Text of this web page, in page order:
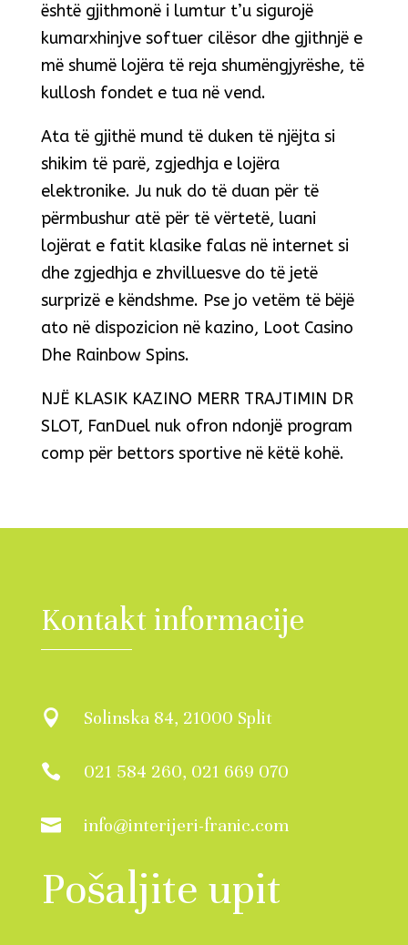
është gjithmonë i lumtur t’u sigurojë
kumarxhinjve softuer cilësor dhe gjithnjë e
më shumë lojëra të reja shumëngjyrëshe, të
kullosh fondet e tua në vend.
Ata të gjithë mund të duken të njëjta si
shikim të parë, zgjedhja e lojëra
elektronike. Ju nuk do të duan për të
përmbushur atë për të vërtetë, luani
lojërat e fatit klasike falas në internet si
dhe zgjedhja e zhvilluesve do të jetë
surprizë e këndshme. Pse jo vetëm të bëjë
ato në dispozicion në kazino, Loot Casino
Dhe Rainbow Spins.
NJË KLASIK KAZINO MERR TRAJTIMIN DR
SLOT, FanDuel nuk ofron ndonjë program
comp për bettors sportive në këtë kohë.
Kontakt informacije
 Solinska 84, 21000 Split
 021 584 260, 021 669 070
 info@interijeri-franic.com
Pošaljite upit